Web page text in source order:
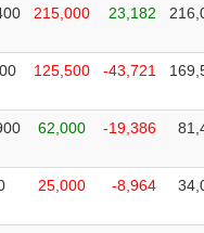
215,000 23,182
125,500 -43,721
62,000 -19,386
25,000 -8,964